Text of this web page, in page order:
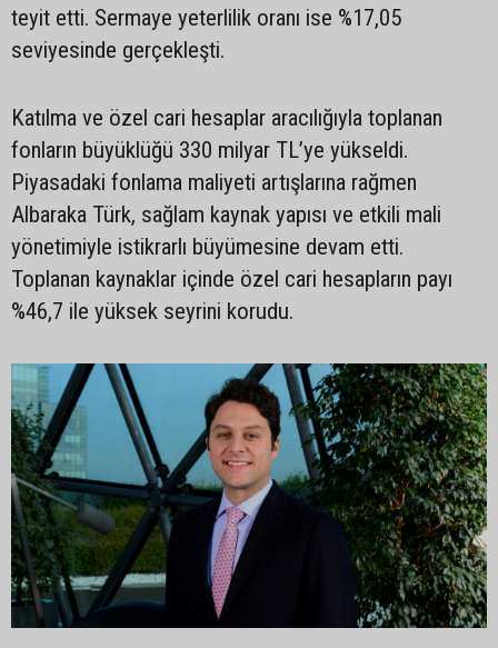
teyit etti. Sermaye yeterlilik oranı ise %17,05
seviyesinde gerçekleşti.
Katılma ve özel cari hesaplar aracılığıyla toplanan
fonların büyüklüğü 330 milyar TL’ye yükseldi.
Piyasadaki fonlama maliyeti artışlarına rağmen
Albaraka Türk, sağlam kaynak yapısı ve etkili mali
yönetimiyle istikrarlı büyümesine devam etti.
Toplanan kaynaklar içinde özel cari hesapların payı
%46,7 ile yüksek seyrini korudu.